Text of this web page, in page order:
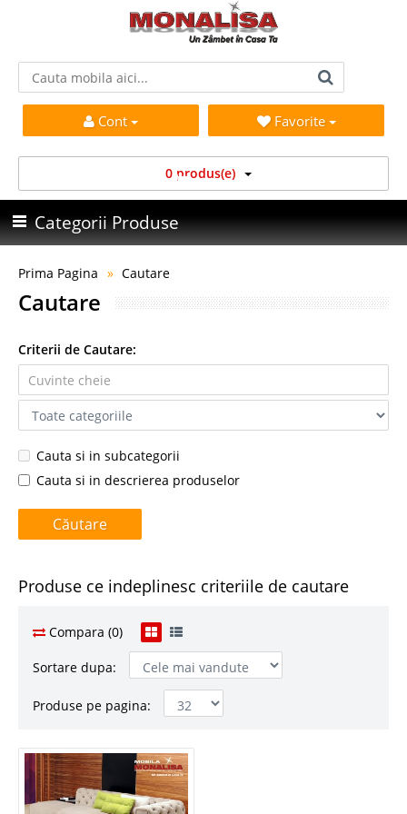
Cont Favorite
0 produs(e)
Categorii Produse
Prima Pagina Cautare
Cautare
Criterii de Cautare:
Cauta si in subcategorii
Cauta si in descrierea produselor
Produse ce indeplinesc criteriile de cautare
Compara (0)
Sortare dupa:
Produse pe pagina: